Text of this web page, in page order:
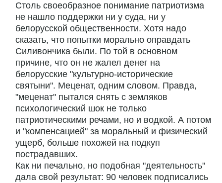
Столь своеобразное понимание патриотизма
не нашло поддержки ни у суда, ни у
белорусской общественности. Хотя надо
сказать, что попытки морально оправдать
Силивончика были. По той в основном
причине, что он не жалел денег на
белорусские "культурно-исторические
святыни". Меценат, одним словом. Правда,
"меценат" пытался снять с земляков
психологический шок не только
патриотическими речами, но и водкой. А потом
и "компенсацией" за моральный и физический
ущерб, больше похожей на подкуп
пострадавших.
Как ни печально, но подобная "деятельность"
дала свой результат: 90 человек подписались